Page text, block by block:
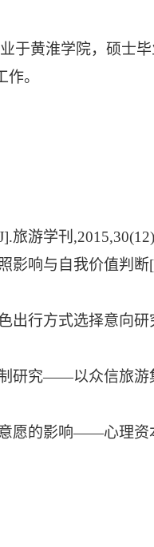
于黄淮学院， 硕士
。
旅游学刊
影响与自我价值判断
出行方式选择意向研
研究——以众信旅游
愿的影响——心理资